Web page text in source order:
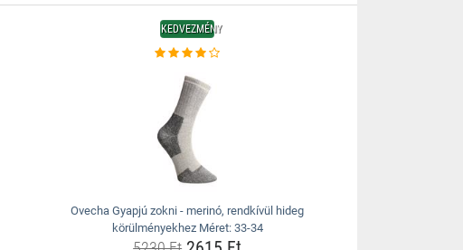
KEDVEZMÉNY
Ovecha Gyapjú zokni - merinó, rendkívül hideg
körülményekhez Méret: 33-34